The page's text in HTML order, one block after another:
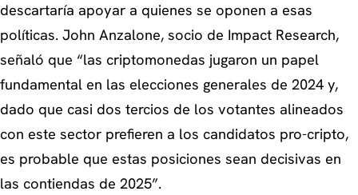
descartaría apoyar a quienes se oponen a esas
políticas. John Anzalone, socio de Impact Research,
señaló que “las criptomonedas jugaron un papel
fundamental en las elecciones generales de 2024 y,
dado que casi dos tercios de los votantes alineados
con este sector prefieren a los candidatos pro-cripto,
es probable que estas posiciones sean decisivas en
las contiendas de 2025”.